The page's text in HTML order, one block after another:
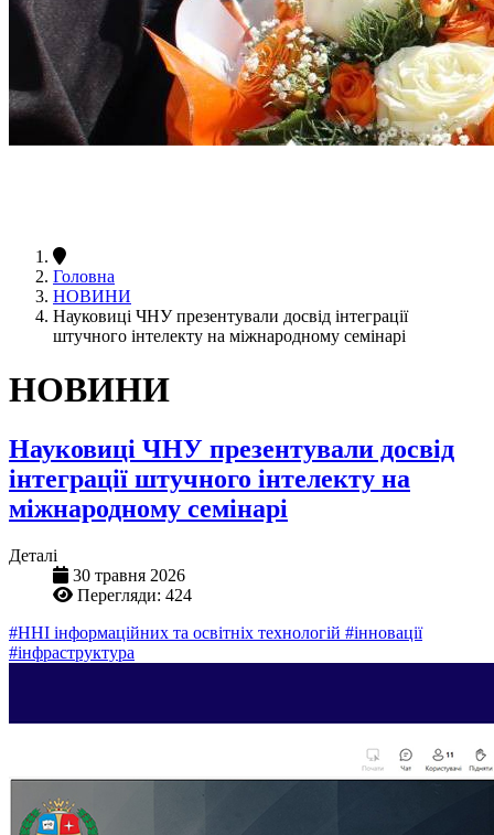
Головна
НОВИНИ
Науковиці ЧНУ презентували досвід інтеграції
штучного інтелекту на міжнародному семінарі
НОВИНИ
Науковиці ЧНУ презентували досвід
інтеграції штучного інтелекту на
міжнародному семінарі
Деталі
30 травня 2026
Перегляди: 424
#ННІ інформаційних та освітніх технологій #інновації
#інфраструктура